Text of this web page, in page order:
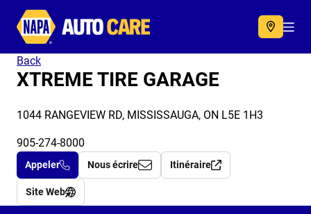
Autocare
Back
XTREME TIRE GARAGE
1044 RANGEVIEW RD, MISSISSAUGA, ON L5E 1H3
905-274-8000
Appeler Nous écrire Itinéraire
Site Web